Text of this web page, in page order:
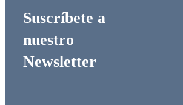
Suscríbete a
nuestro
Newsletter